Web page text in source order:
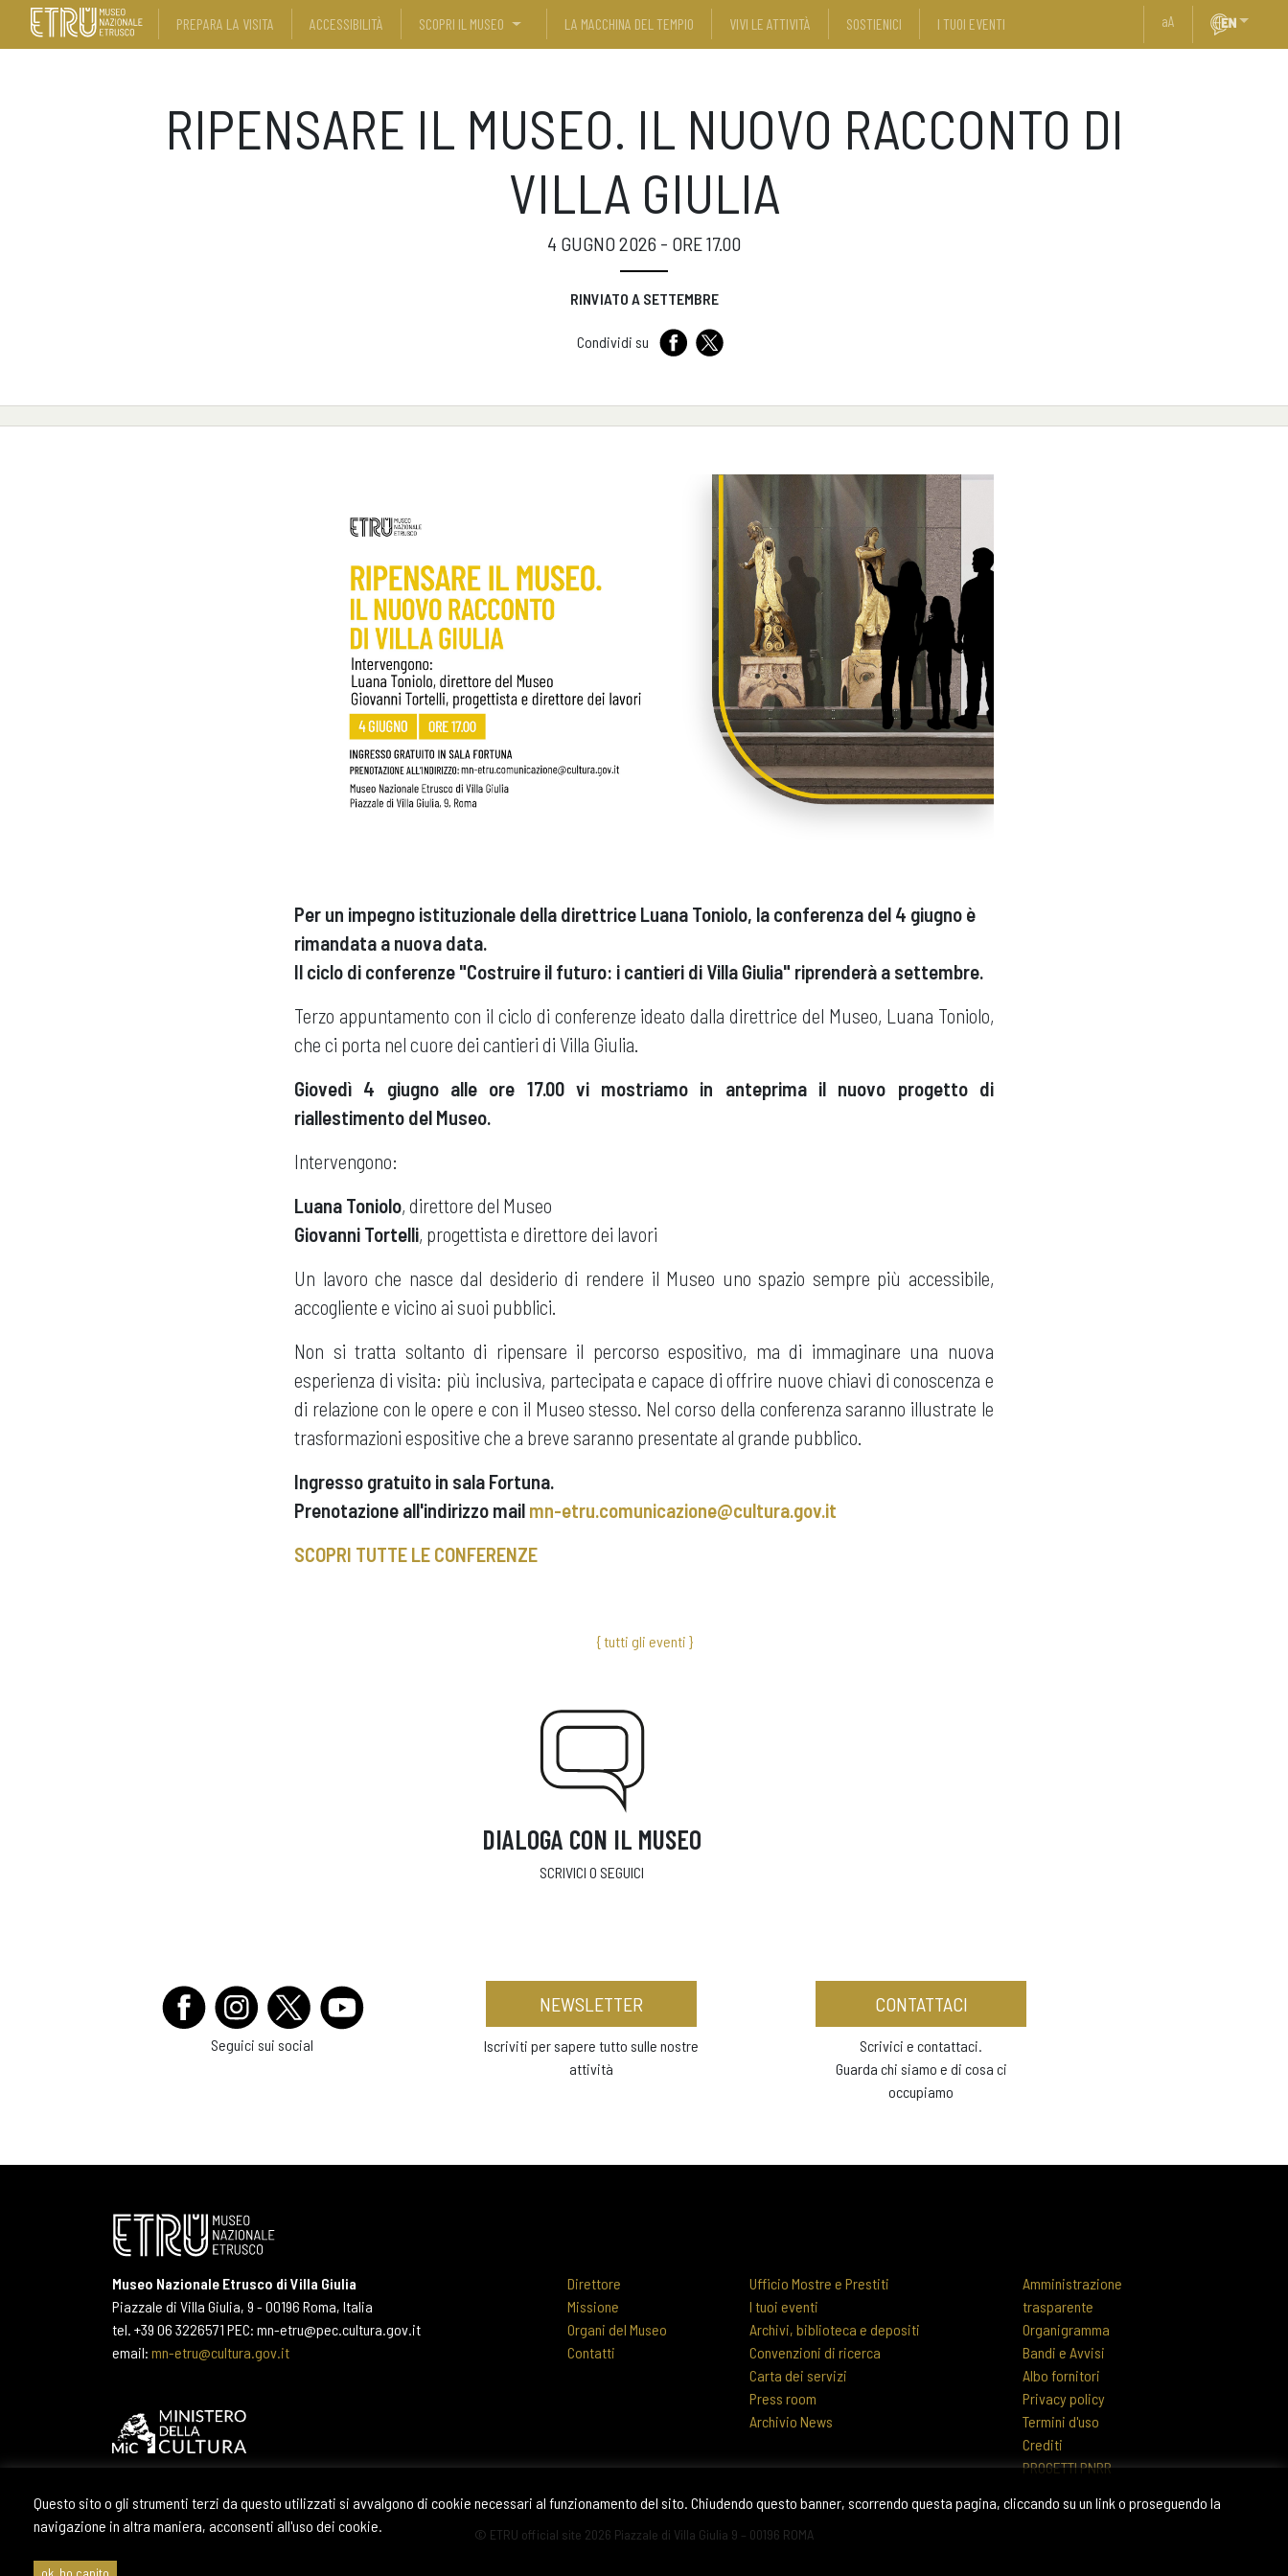
Questo sito o gli strumenti terzi da questo utilizzati si avvalgono di cookie necessari al funzionamento del sito. Chiudendo questo banner, scorrendo questa pagina, cliccando su un link o proseguendo la
navigazione in altra maniera, acconsenti all'uso dei cookie.
ok, ho capito
PREPARA LA VISITA ACCESSIBILITÀ SCOPRI IL MUSEO LA MACCHINA DEL TEMPIO VIVI LE ATTIVITÀ SOSTIENICI I TUOI EVENTI aA
RIPENSARE IL MUSEO. IL NUOVO RACCONTO DI
VILLA GIULIA
4 GUGNO 2026 - ORE 17.00
RINVIATO A SETTEMBRE
Condividi su
Per un impegno istituzionale della direttrice Luana Toniolo, la conferenza del 4 giugno è
rimandata a nuova data.
Il ciclo di conferenze "Costruire il futuro: i cantieri di Villa Giulia" riprenderà a settembre.
Terzo appuntamento con il ciclo di conferenze ideato dalla direttrice del Museo, Luana Toniolo,
che ci porta nel cuore dei cantieri di Villa Giulia.
Giovedì 4 giugno alle ore 17.00 vi mostriamo in anteprima il nuovo progetto di
riallestimento del Museo.
Intervengono:
Luana Toniolo, direttore del Museo
Giovanni Tortelli, progettista e direttore dei lavori
Un lavoro che nasce dal desiderio di rendere il Museo uno spazio sempre più accessibile,
accogliente e vicino ai suoi pubblici.
Non si tratta soltanto di ripensare il percorso espositivo, ma di immaginare una nuova
esperienza di visita: più inclusiva, partecipata e capace di offrire nuove chiavi di conoscenza e
di relazione con le opere e con il Museo stesso. Nel corso della conferenza saranno illustrate le
trasformazioni espositive che a breve saranno presentate al grande pubblico.
Ingresso gratuito in sala Fortuna.
Prenotazione all'indirizzo mail mn-etru.comunicazione@cultura.gov.it
SCOPRI TUTTE LE CONFERENZE
{ tutti gli eventi }
DIALOGA CON IL MUSEO
SCRIVICI O SEGUICI
Seguici sui social
NEWSLETTER
Iscriviti per sapere tutto sulle nostre
attività
CONTATTACI
Scrivici e contattaci.
Guarda chi siamo e di cosa ci
occupiamo
Museo Nazionale Etrusco di Villa Giulia
Piazzale di Villa Giulia, 9 - 00196 Roma, Italia
tel. +39 06 3226571 PEC: mn-etru@pec.cultura.gov.it
email: mn-etru@cultura.gov.it
Direttore
Missione
Organi del Museo
Contatti
Ufficio Mostre e Prestiti
I tuoi eventi
Archivi, biblioteca e depositi
Convenzioni di ricerca
Carta dei servizi
Press room
Archivio News
Amministrazione
trasparente
Organigramma
Bandi e Avvisi
Albo fornitori
Privacy policy
Termini d'uso
Crediti
PROGETTI PNRR
© ETRU official site 2026 Piazzale di Villa Giulia 9 – 00196 ROMA